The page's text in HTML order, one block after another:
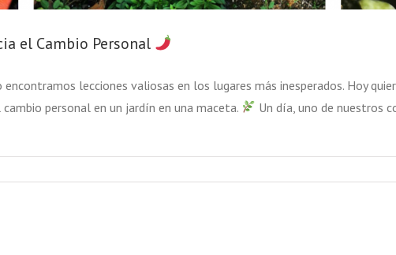
el Cambio Personal
lecciones valiosas en los lugares más inesperados. Hoy
personal en un jardín en una maceta.
Un día, uno de nuestros